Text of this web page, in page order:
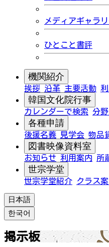
メディアギャラ
ひとこと書評
機関紹介
挨拶 沿革 主要活動
韓国文化院行事
カレンダーで検索 分
各種申請
後援名義 見学会 物品
図書映像資料室
お知らせ 利用案内 所
世宗学堂
世宗学堂紹介 クラス
日本語
한국어
掲示板